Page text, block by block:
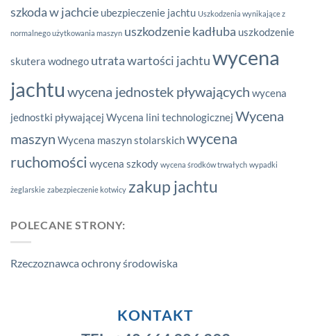
szkoda w jachcie ubezpieczenie jachtu Uszkodzenia wynikające z
normalnego użytkowania maszyn uszkodzenie kadłuba uszkodzenie
skutera wodnego utrata wartości jachtuwycena
jachtu wycena jednostek pływających wycena
jednostki pływającej Wycena lini technologicznej Wycena
maszyn Wycena maszyn stolarskichwycena
ruchomości wycena szkody wycena środków trwałych wypadki
żeglarskie zabezpieczenie kotwicy zakup jachtu
POLECANE STRONY:
Rzeczoznawca ochrony środowiska
KONTAKT